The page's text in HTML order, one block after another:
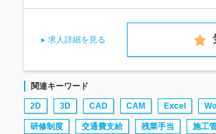
求人詳細を見る
関連キーワード
2D 3D CAD CAM Excel
研修制度 交通費支給 残業手当 施工